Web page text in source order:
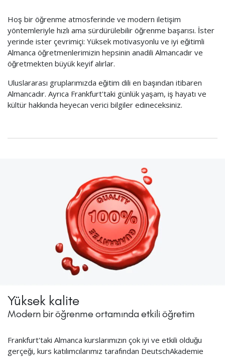
Hoş bir öğrenme atmosferinde ve modern iletişim
yöntemleriyle hızlı ama sürdürülebilir öğrenme başarısı. İster
yerinde ister çevrimiçi: Yüksek motivasyonlu ve iyi eğitimli
Almanca öğretmenlerimizin hepsinin anadili Almancadır ve
öğretmekten büyük keyif alırlar.
Uluslararası gruplarımızda eğitim dili en başından itibaren
Almancadır. Ayrıca Frankfurt'taki günlük yaşam, iş hayatı ve
kültür hakkında heyecan verici bilgiler edineceksiniz.
Yüksek kalite
Modern bir öğrenme ortamında etkili öğretim
Frankfurt'taki Almanca kurslarımızın çok iyi ve etkili olduğu
gerçeği, kurs katılımcılarımız tarafından DeutschAkademie